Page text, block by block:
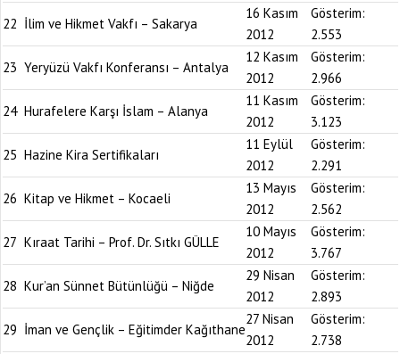
22 İlim ve Hikmet Vakfı – Sakarya
16 Kasım
2012
Gösterim:
2.553
23 Yeryüzü Vakfı Konferansı – Antalya
12 Kasım
2012
Gösterim:
2.966
24 Hurafelere Karşı İslam – Alanya
11 Kasım
2012
Gösterim:
3.123
25 Hazine Kira Sertifikaları
11 Eylül
2012
Gösterim:
2.291
26 Kitap ve Hikmet – Kocaeli
13 Mayıs
2012
Gösterim:
2.562
27 Kıraat Tarihi – Prof. Dr. Sıtkı GÜLLE
10 Mayıs
2012
Gösterim:
3.767
28 Kur’an Sünnet Bütünlüğü – Niğde
29 Nisan
2012
Gösterim:
2.893
29 İman ve Gençlik – Eğitimder Kağıthane
27 Nisan
2012
Gösterim:
2.738